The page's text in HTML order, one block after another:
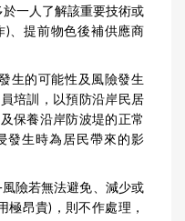
一人了解該重要技術或
、提前物色後補供應商
生的可能性及風險發生
培訓，以預防沿岸民居
保養沿岸防波堤的正常
發生時為居民帶來的影
險若無法避免、減少或
極昂貴)，則不作處理，